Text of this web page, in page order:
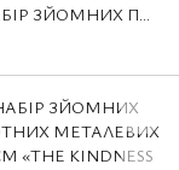
36302 НАБІР ЗЙОМНИХ ПОВОРОТНИХ МЕТАЛЕВИХ СПИЦЬ 13СМ «THE BELIEVE SET» MINDFUL COLLECTION KNITPRO